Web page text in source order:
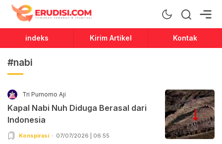
Erudisi
Temukan Jawaban dan Inspirasi
indeks Kirim Artikel Kontak
#nabi
Tri Purnomo Aji
Kapal Nabi Nuh Diduga Berasal dari
Indonesia
Konspirasi 07/07/2026 | 06:55